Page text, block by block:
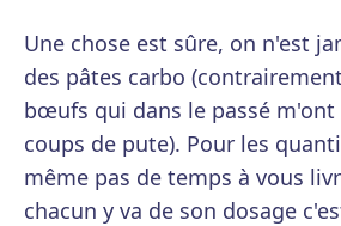
Une chose est sûre, on n'est
des pâtes carbo
bœufs qui dans le passé
coups de pute). Pour les
même pas de temps à vous
chacun y va de son dosage